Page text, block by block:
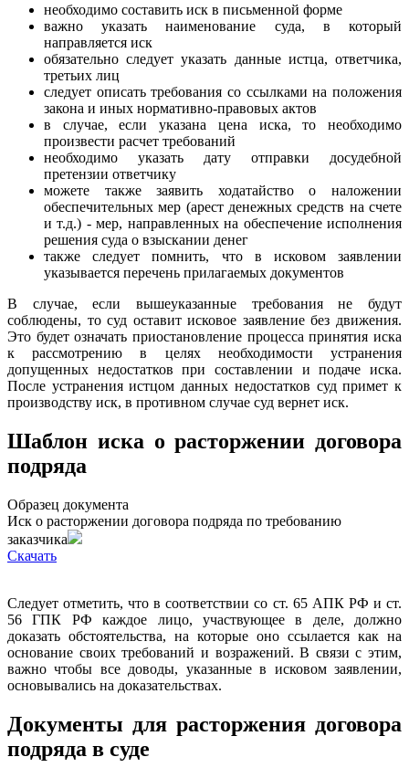
необходимо составить иск в письменной форме
важно указать наименование суда, в который
направляется иск
обязательно следует указать данные истца, ответчика,
третьих лиц
следует описать требования со ссылками на положения
закона и иных нормативно-правовых актов
в случае, если указана цена иска, то необходимо
произвести расчет требований
необходимо указать дату отправки досудебной
претензии ответчику
можете также заявить ходатайство о наложении
обеспечительных мер (арест денежных средств на счете
и т.д.) - мер, направленных на обеспечение исполнения
решения суда о взыскании денег
также следует помнить, что в исковом заявлении
указывается перечень прилагаемых документов
В случае, если вышеуказанные требования не будут
соблюдены, то суд оставит исковое заявление без движения.
Это будет означать приостановление процесса принятия иска
к рассмотрению в целях необходимости устранения
допущенных недостатков при составлении и подаче иска.
После устранения истцом данных недостатков суд примет к
производству иск, в противном случае суд вернет иск.
Шаблон иска о расторжении договора
подряда
Образец документа
Иск о расторжении договора подряда по требованию
заказчика
Cкачать
Следует отметить, что в соответствии со ст. 65 АПК РФ и ст.
56 ГПК РФ каждое лицо, участвующее в деле, должно
доказать обстоятельства, на которые оно ссылается как на
основание своих требований и возражений. В связи с этим,
важно чтобы все доводы, указанные в исковом заявлении,
основывались на доказательствах.
Документы для расторжения договора
подряда в суде